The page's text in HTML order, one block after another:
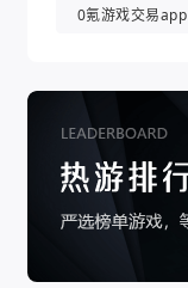
0氪游戏交易app